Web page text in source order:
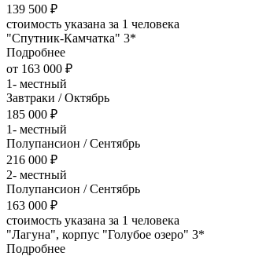
139 500 ₽
стоимость указана за 1 человека
"Спутник-Камчатка" 3*
Подробнее
от 163 000 ₽
1- местный
Завтраки / Октябрь
185 000 ₽
1- местный
Полупансион / Сентябрь
216 000 ₽
2- местный
Полупансион / Сентябрь
163 000 ₽
стоимость указана за 1 человека
"Лагуна", корпус "Голубое озеро" 3*
Подробнее